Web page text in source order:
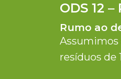
ODS 12
Rumo ao
Assumimos
resíduos de